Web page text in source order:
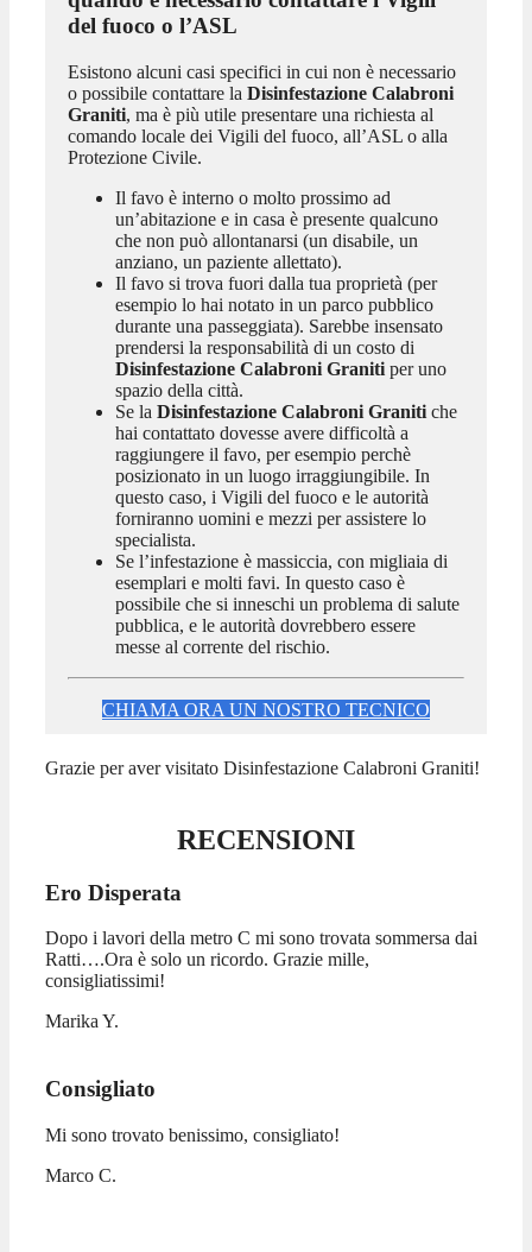
del fuoco o l’ASL
Esistono alcuni casi specifici in cui non è necessario
o possibile contattare la Disinfestazione Calabroni
Graniti, ma è più utile presentare una richiesta al
comando locale dei Vigili del fuoco, all’ASL o alla
Protezione Civile.
Il favo è interno o molto prossimo ad
un’abitazione e in casa è presente qualcuno
che non può allontanarsi (un disabile, un
anziano, un paziente allettato).
Il favo si trova fuori dalla tua proprietà (per
esempio lo hai notato in un parco pubblico
durante una passeggiata). Sarebbe insensato
prendersi la responsabilità di un costo di
Disinfestazione Calabroni Granitiper uno
spazio della città.
Se la Disinfestazione Calabroni Granitiche
hai contattato dovesse avere difficoltà a
raggiungere il favo, per esempio perchè
posizionato in un luogo irraggiungibile. In
questo caso, i Vigili del fuoco e le autorità
forniranno uomini e mezzi per assistere lo
specialista.
Se l’infestazione è massiccia, con migliaia di
esemplari e molti favi. In questo caso è
possibile che si inneschi un problema di salute
pubblica, e le autorità dovrebbero essere
messe al corrente del rischio.
CHIAMA ORA UN NOSTRO TECNICO
Grazie per aver visitato Disinfestazione Calabroni Graniti!
RECENSIONI
Ero Disperata
Dopo i lavori della metro C mi sono trovata sommersa dai
Ratti….Ora è solo un ricordo. Grazie mille,
consigliatissimi!
Marika Y.
Consigliato
Mi sono trovato benissimo, consigliato!
Marco C.